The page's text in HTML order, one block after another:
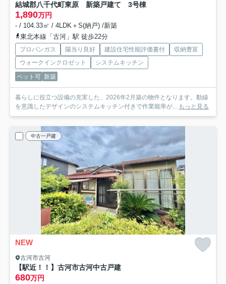
結城郡八千代町東原 新築戸建て 3号棟
1,890万円
- / 104.33㎡ / 4LDK＋S(納戸) /新築
東北本線「古河」駅 徒歩22分
プロパンガス 陽当り良好 建設住宅性能評価書付
収納豊富
ウォークインクロゼット
システムキッチン
ペット可 新築
暮らしに役立つ設備の充実した、2026年2月築の物件となります。動線
を意識したデザインのシステムキッチン付きで作業能率が... もっと見る
中古一戸建
NEW
古河市古河
【駅近！！】古河市古河中古戸建
680万円